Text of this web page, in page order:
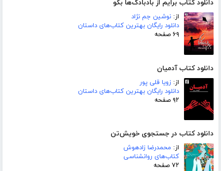
دانلود کتاب برایم از بادبادک‌ها بگو
از: نوشین جم نژاد
دانلود رایگان بهترین کتاب‌های داستان
۶۹ صفحه
دانلود کتاب آدمیان
از: زویا قلی پور
دانلود رایگان بهترین کتاب‌های داستان
۹۲ صفحه
دانلود کتاب در جستجوی خویش‌تن
از: محمدرضا زادهوش
کتاب‌های روانشناسی
۷۲ صفحه